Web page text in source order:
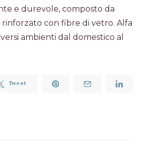
e durevole, composto da
rinforzato con fibre di vetro. Alfa
ambienti dal domestico al
Tweet